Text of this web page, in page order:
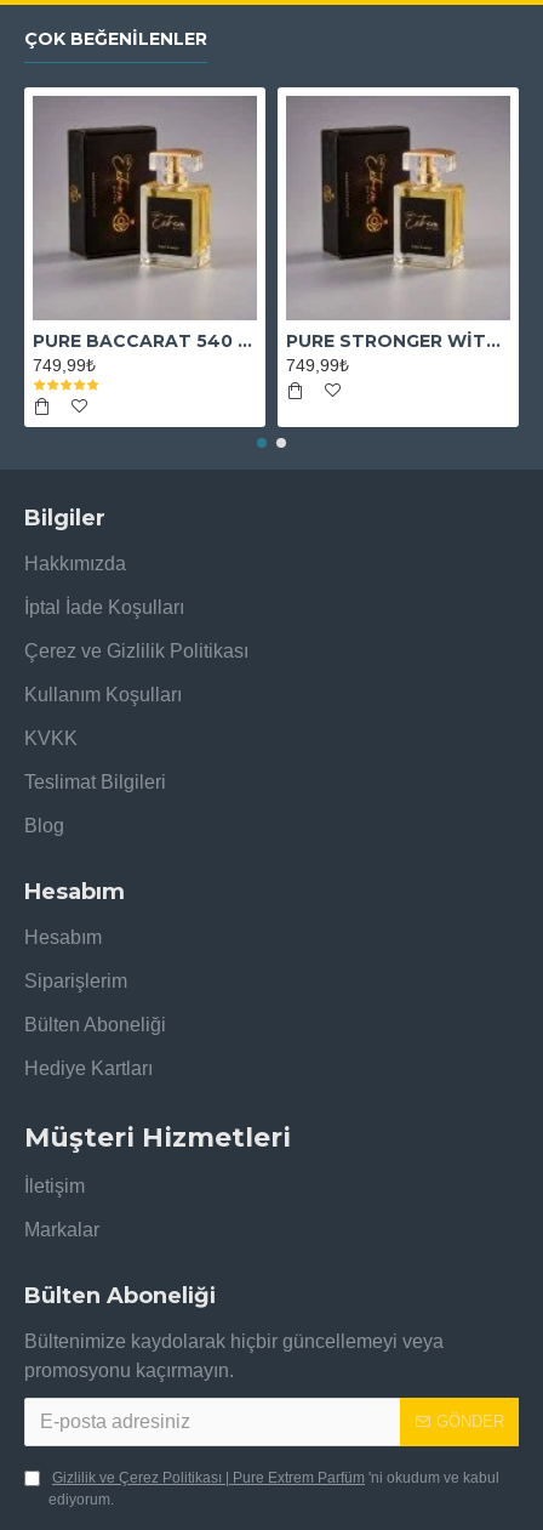
ÇOK BEĞENILENLER
PURE BACCARAT 540 EXTRAİT
749,99₺
PURE STRONGER WİTH YOU ABSOLUTELY
749,99₺
Bilgiler
Hakkımızda
İptal İade Koşulları
Çerez ve Gizlilik Politikası
Kullanım Koşulları
KVKK
Teslimat Bilgileri
Blog
Hesabım
Hesabım
Siparişlerim
Bülten Aboneliği
Hediye Kartları
Müşteri Hizmetleri
İletişim
Markalar
Bülten Aboneliği
Bültenimize kaydolarak hiçbir güncellemeyi veya
promosyonu kaçırmayın.
GÖNDER
Gizlilik ve Çerez Politikası | Pure Extrem Parfüm 'ni okudum ve kabul
ediyorum.